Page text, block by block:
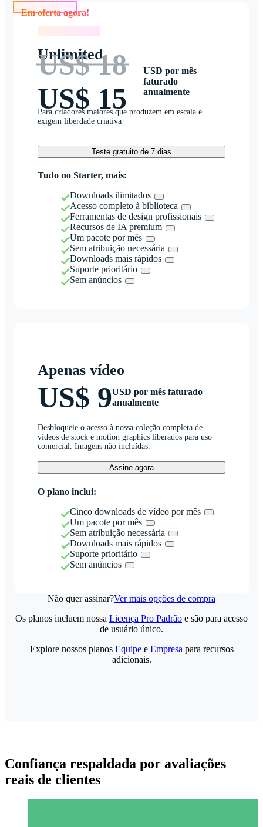
Unlimited
US$ 18
US$ 15
USD por mês
faturado
anualmente
Para criadores maiores que produzem em escala e
exigem liberdade criativa
Teste gratuito de 7 dias
Tudo no Starter, mais:
Downloads ilimitados
Acesso completo à biblioteca
Ferramentas de design profissionais
Recursos de IA premium
Um pacote por mês
Sem atribuição necessária
Downloads mais rápidos
Suporte prioritário
Sem anúncios
Apenas vídeo
US$ 9USD por mês faturado
anualmente
Desbloqueie o acesso à nossa coleção completa de
vídeos de stock e motion graphics liberados para uso
comercial. Imagens não incluídas.
Assine agora
O plano inclui:
Cinco downloads de vídeo por mês
Um pacote por mês
Sem atribuição necessária
Downloads mais rápidos
Suporte prioritário
Sem anúncios
Não quer assinar?Ver mais opções de compra
Os planos incluem nossa Licença Pro Padrão e são para acesso
de usuário único.
Explore nossos planos Equipee Empresa para recursos
adicionais.
Confiança respaldada por avaliações
reais de clientes